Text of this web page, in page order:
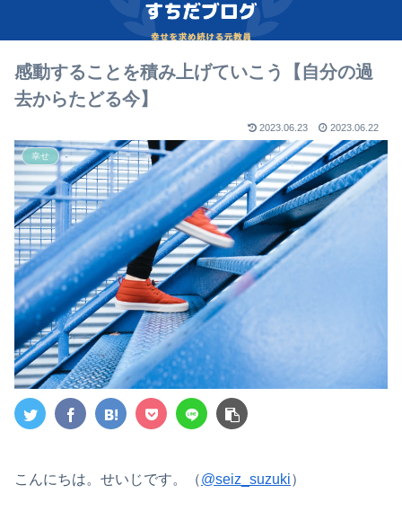
感動することを積み上げていこう【自分の過
去からたどる今】
2023.06.23 2023.06.22
幸せ
こんにちは。せいじです。（@seiz_suzuki）